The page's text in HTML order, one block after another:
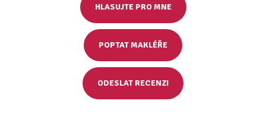
HLASUJTE PRO MNE
POPTAT MAKLÉŘE
ODESLAT RECENZI